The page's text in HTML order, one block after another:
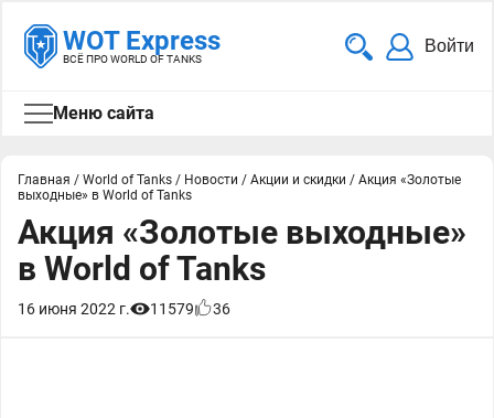
WOT Express
ВСЁ ПРО WORLD OF TANKS
Войти
Меню сайта
Главная / World of Tanks / Новости / Акции и скидки / Акция «Золотые
выходные» в World of Tanks
Акция «Золотые выходные»
в World of Tanks
16 июня 2022 г. 11579 36